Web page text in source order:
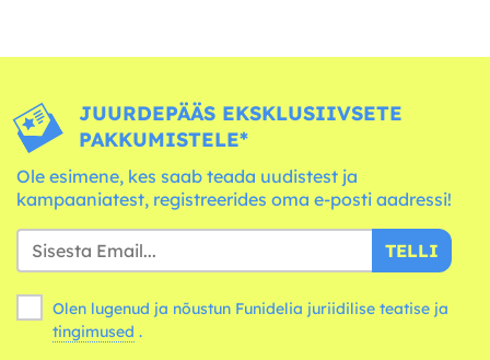
JUURDEPÄÄS EKSKLUSIIVSETE
PAKKUMISTELE*
Ole esimene, kes saab teada uudistest ja
kampaaniatest, registreerides oma e-posti aadressi!
TELLI
Olen lugenud ja nõustun Funidelia juriidilise teatise ja
tingimused .